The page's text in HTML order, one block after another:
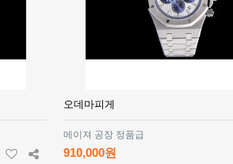
오데마피게
메이져 공장 정품급
910,000원